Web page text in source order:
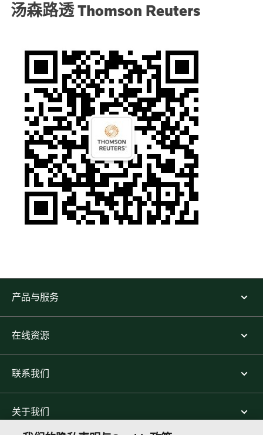
汤森路透 Thomson Reuters
产品与服务
在线资源
联系我们
关于我们